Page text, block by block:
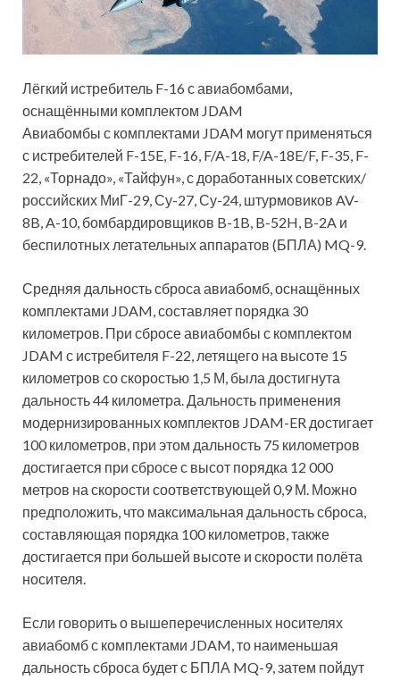
Лёгкий истребитель F-16 с авиабомбами,
оснащёнными комплектом JDAM
Авиабомбы с комплектами JDAM могут применяться
с истребителей F-15E, F-16, F/A-18, F/A-18E/F, F-35, F-
22, «Торнадо», «Тайфун», с доработанных советских/
российских МиГ-29, Су-27, Су-24, штурмовиков AV-
8B, A-10, бомбардировщиков B-1B, B-52H, B-2A и
беспилотных летательных аппаратов (БПЛА) MQ-9.
Средняя дальность сброса авиабомб, оснащённых
комплектами JDAM, составляет порядка 30
километров. При сбросе авиабомбы с комплектом
JDAM с истребителя F-22, летящего на высоте 15
километров со скоростью 1,5 М, была достигнута
дальность 44 километра. Дальность применения
модернизированных комплектов JDAM-ER достигает
100 километров, при этом дальность 75 километров
достигается при сбросе с высот порядка 12 000
метров на скорости соответствующей 0,9 М. Можно
предположить, что максимальная дальность сброса,
составляющая порядка 100 километров, также
достигается при большей высоте и скорости полёта
носителя.
Если говорить о вышеперечисленных носителях
авиабомб с комплектами JDAM, то наименьшая
дальность сброса будет с БПЛА MQ-9, затем пойдут